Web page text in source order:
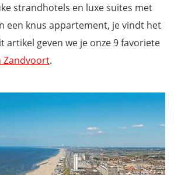
strandhotels en luxe suites met
een knus appartement, je vindt het
artikel geven we je onze 9 favoriete
Zandvoort.